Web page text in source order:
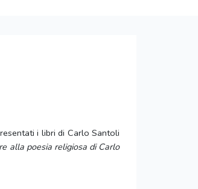
i libri di Carlo Santoli
alla poesia religiosa di Carlo